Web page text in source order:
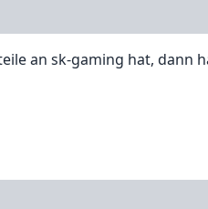
an sk-gaming hat, dann